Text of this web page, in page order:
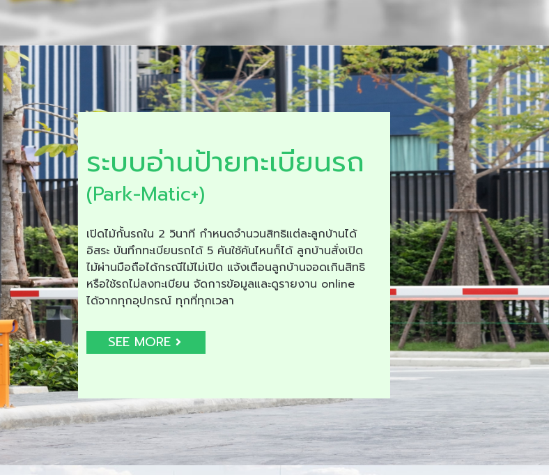
ระบบอ่านป้ายทะเบียนรถ
(Park-Matic+)
เปิดไม้กั้นรถใน 2 วินาที กำหนดจำนวนสิทธิแต่ละลูกบ้านได้
อิสระ บันทึกทะเบียนรถได้ 5 คันใช้คันไหนก็ได้ ลูกบ้านสั่งเปิด
ไม้ผ่านมือถือได้กรณีไม้ไม่เปิด แจ้งเตือนลูกบ้านจอดเกินสิทธิ
หรือใช้รถไม่ลงทะเบียน จัดการข้อมูลและดูรายงาน online
ได้จากทุกอุปกรณ์ ทุกที่ทุกเวลา
SEE MORE